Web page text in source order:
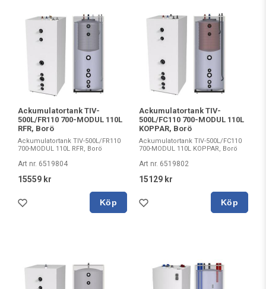
Ackumulatortank TIV-
500L/FR110 700-MODUL 110L
RFR, Borö
Ackumulatortank TIV-500L/FR110
700-MODUL 110L RFR, Borö
Art nr. 6519804
15559 kr
Köp
Ackumulatortank TIV-
500L/FC110 700-MODUL 110L
KOPPAR, Borö
Ackumulatortank TIV-500L/FC110
700-MODUL 110L KOPPAR, Borö
Art nr. 6519802
15129 kr
Köp